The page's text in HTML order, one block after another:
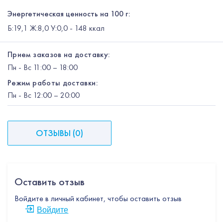
Энергетическая ценность на 100 г:
Б:19,1 Ж:8,0 У:0,0 - 148 ккал
Прием заказов на доставку:
Пн - Вс 11:00 – 18:00
Режим работы доставки:
Пн - Вс 12:00 – 20:00
ОТЗЫВЫ (0)
Оставить отзыв
Войдите в личный кабинет, чтобы оставить отзыв
Войдите